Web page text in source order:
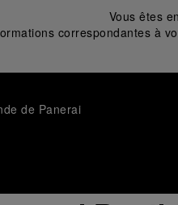
Vous êtes
correspondantes à
de Panerai